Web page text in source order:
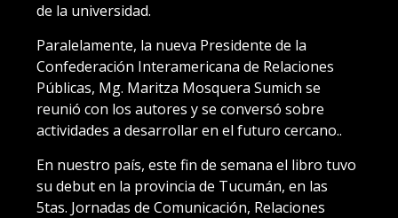
de la universidad.
Paralelamente, la nueva Presidente de la
Confederación Interamericana de Relaciones
Públicas, Mg. Maritza Mosquera Sumich se
reunió con los autores y se conversó sobre
actividades a desarrollar en el futuro cercano..
En nuestro país, este fin de semana el libro tuvo
su debut en la provincia de Tucumán, en las
5tas. Jornadas de Comunicación, Relaciones